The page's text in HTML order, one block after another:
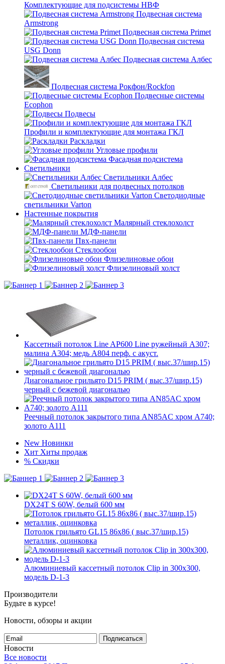
Комплектующие для подсистемы НВФ
Подвесная система
Armstrong
Подвесная система Primet
Подвесная система
USG Donn
Подвесная система Албес
Подвесная система Рокфон/Rockfon
Подвесные системы
Ecophon
Подвесы
Профили и комплектующие для монтажа ГКЛ
Раскладки
Угловые профили
Фасадная подсистема
Светильники
Светильники Албес
Светильники для подвесных потолков
Светодиодные
светильники Varton
Настенные покрытия
Малярный стеклохолст
МДФ-панели
Пвх-панели
Стеклообои
Флизелиновые обои
Флизелиновый холст
Кассетный потолок Line AP600 Line ружейный А307;
малина А304; медь А804 перф. с акуст.
Диагональное грильято D15 PRIM ( выс.37/шир.15)
черный с бежевой диагональю
Реечный потолок закрытого типа AN85AС хром А740;
золото А111
New Новинки
Хит Хиты продаж
% Скидки
DX24T S 60W, белый 600 мм
Потолок грильято GL15 86х86 ( выс.37/шир.15)
металлик, оцинковка
Алюминиевый кассетный потолок Clip in 300х300,
модель D-1-3
Производители
Будьте в курсе!
Новости, обзоры и акции
Подписаться
Новости
Все новости